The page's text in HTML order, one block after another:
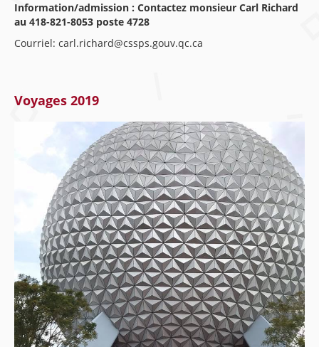
Information/admission : Contactez monsieur Carl Richard
au 418-821-8053 poste 4728
Courriel: carl.richard@cssps.gouv.qc.ca
Voyages 2019